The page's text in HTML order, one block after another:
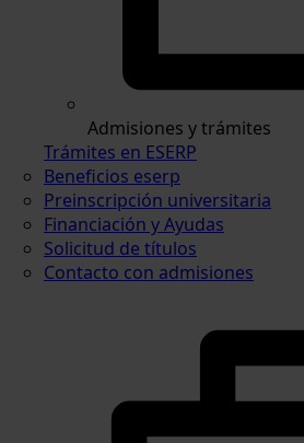
Admisiones y trámites
Trámites en ESERP
Beneficios eserp
Preinscripción universitaria
Financiación y Ayudas
Solicitud de títulos
Contacto con admisiones